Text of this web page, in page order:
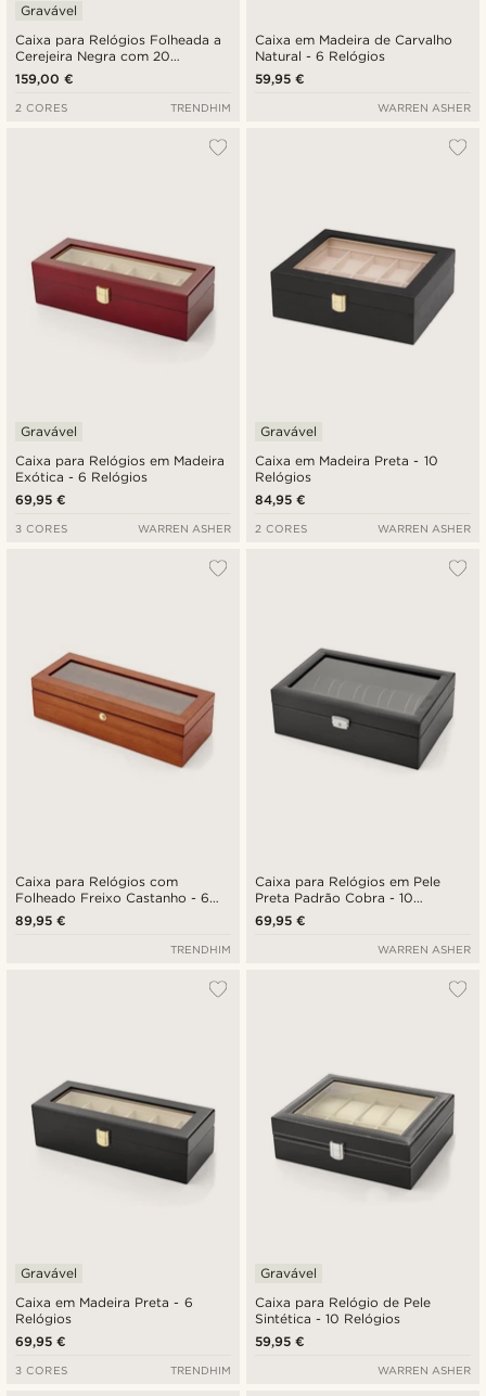
Caixa para Relógios Folheada a
Cerejeira Negra com 20
Compartimentos
Gravável
159,00 €
2 CORES TRENDHIM
Caixa em Madeira de Carvalho
Natural - 6 Relógios
59,95 €
WARREN ASHER
Caixa para Relógios em Madeira
Exótica - 6 Relógios
Gravável
69,95 €
3 CORES WARREN ASHER
Caixa em Madeira Preta - 10
Relógios
Gravável
84,95 €
2 CORES WARREN ASHER
Caixa para Relógios com
Folheado Freixo Castanho - 6
Relógios
89,95 €
TRENDHIM
Caixa para Relógios em Pele
Preta Padrão Cobra - 10
Relógios
69,95 €
WARREN ASHER
Caixa em Madeira Preta - 6
Relógios
Gravável
69,95 €
3 CORES TRENDHIM
Caixa para Relógio de Pele
Sintética - 10 Relógios
Gravável
59,95 €
WARREN ASHER